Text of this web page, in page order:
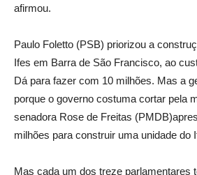
afirmou.
Paulo Foletto (PSB) priorizou a
Ifes em Barra de São Francisco, ao
Dá para fazer com 10 milhões. Mas a
porque o governo costuma cortar pela
senadora Rose de Freitas
milhões para construir uma unidade do
Mas cada um dos treze parlamentares